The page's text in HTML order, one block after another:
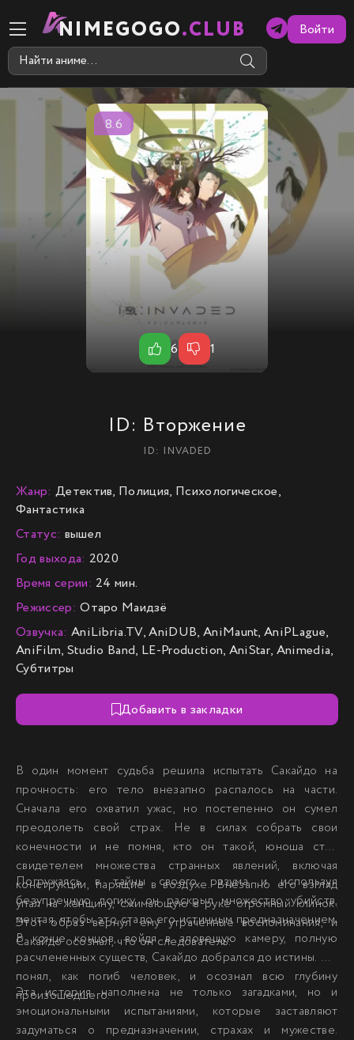
NIMEGOGO.CLUB Войти
ID: Вторжение
ID: INVADED
8.6
6 1
Жанр: Детектив, Полиция, Психологическое,
Фантастика
Статус: вышел
Год выхода: 2020
Время серии: 24 мин.
Режиссер: Отаро Маидзё
Озвучка: AniLibria.TV, AniDUB, AniMaunt, AniPLague,
AniFilm, Studio Band, LE-Production, AniStar, Animedia,
Субтитры
Добавить в закладки
В один момент судьба решила испытать Сакайдо на
прочность: его тело внезапно распалось на части.
Сначала его охватил ужас, но постепенно он сумел
преодолеть свой страх. Не в силах собрать свои
конечности и не помня, кто он такой, юноша стал
свидетелем множества странных явлений, включая
конструкции, парящие в воздухе. Внезапно его взгляд
упал на женщину, сжимающую в руке огромный клинок.
Этот образ вернул ему утраченные воспоминания, и
Сакайдо осознал, что он следователь.
Погружаясь в тайны своего разума и используя
безупречную логику, он раскрыл множество убийств,
мечтая, чтобы это стало его истинным предназначением.
В конце концов, войдя в зловещую камеру, полную
расчлененных существ, Сакайдо добрался до истины. Он
понял, как погиб человек, и осознал всю глубину
произошедшего.
Эта история наполнена не только загадками, но и
эмоциональными испытаниями, которые заставляют
задуматься о предназначении, страхах и мужестве.